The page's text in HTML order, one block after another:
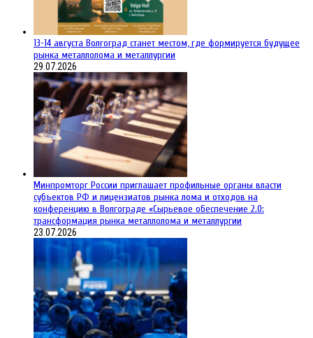
13-14 августа Волгоград станет местом, где формируется будущее
рынка металлолома и металлургии
29.07.2026
Минпромторг России приглашает профильные органы власти
субъектов РФ и лицензиатов рынка лома и отходов на
конференцию в Волгограде «Сырьевое обеспечение 2.0:
трансформация рынка металлолома и металлургии
23.07.2026